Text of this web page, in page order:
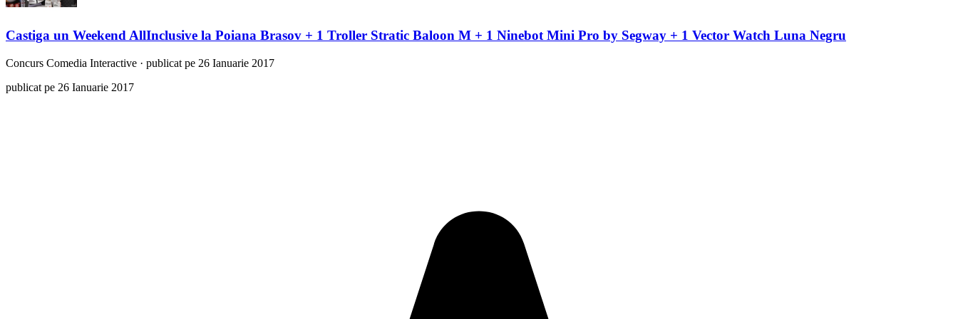
Castiga un Weekend AllInclusive la Poiana Brasov + 1 Troller Stratic Baloon M + 1 Ninebot Mini Pro by Segway + 1 Vector Watch Luna Negru
Concurs Comedia Interactive · publicat pe 26 Ianuarie 2017
publicat pe 26 Ianuarie 2017